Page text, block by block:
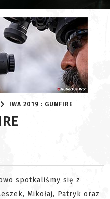
IWA 2019 : GUNFIRE
spotkaliśmy się z
Mikołaj, Patryk oraz